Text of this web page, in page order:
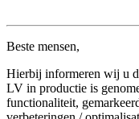
Beste mensen,
Hierbij informeren wij u
LV in productie is
functionaliteit,